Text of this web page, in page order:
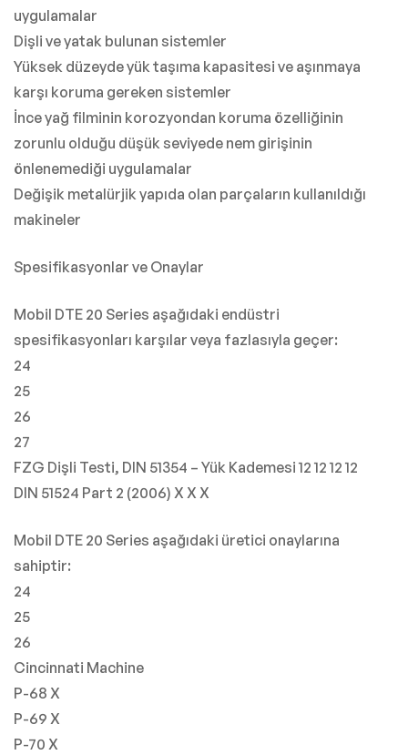
uygulamalar
Dişli ve yatak bulunan sistemler
Yüksek düzeyde yük taşıma kapasitesi ve aşınmaya
karşı koruma gereken sistemler
İnce yağ filminin korozyondan koruma özelliğinin
zorunlu olduğu düşük seviyede nem girişinin
önlenemediği uygulamalar
Değişik metalürjik yapıda olan parçaların kullanıldığı
makineler
Spesifikasyonlar ve Onaylar
Mobil DTE 20 Series aşağıdaki endüstri
spesifikasyonları karşılar veya fazlasıyla geçer:
24
25
26
27
FZG Dişli Testi, DIN 51354 – Yük Kademesi 12 12 12 12
DIN 51524 Part 2 (2006) X X X
Mobil DTE 20 Series aşağıdaki üretici onaylarına
sahiptir:
24
25
26
Cincinnati Machine
P-68 X
P-69 X
P-70 X